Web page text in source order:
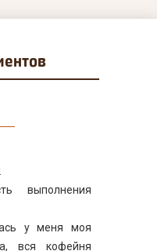
выполнения
у меня моя
вся кофейня